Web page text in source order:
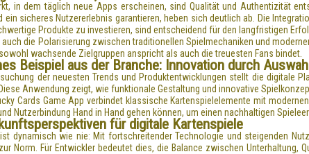
in dem täglich neue Apps erscheinen, sind Qualität und Authentizität
ein sicheres Nutzererlebnis garantieren, heben sich deutlich ab. Die
Produkte zu investieren, sind entscheidend für den langfristigen
auch die Polarisierung zwischen traditionellen Spielmechaniken und
wachsende Zielgruppen anspricht als auch die treuesten Fans bindet.
Beispiel aus der Branche: Innovation durch
der neuesten Trends und Produktentwicklungen stellt die digitale
Anwendung zeigt, wie funktionale Gestaltung und innovative
Cards Game App verbindet klassische Kartenspielelemente mit
Nutzerbindung Hand in Hand gehen können, um einen nachhaltigen
für digitale Kartenspiele
ist dynamisch wie nie: Mit fortschreitender Technologie und steigenden
Norm. Für Entwickler bedeutet dies, die Balance zwischen